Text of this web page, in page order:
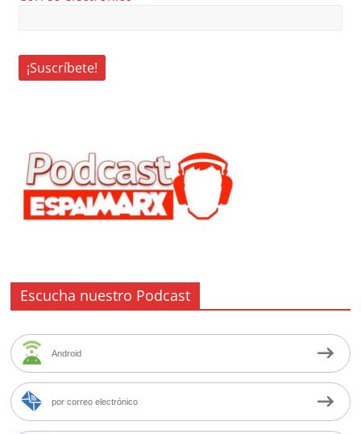
Escucha nuestro Podcast
Android
por correo electrónico